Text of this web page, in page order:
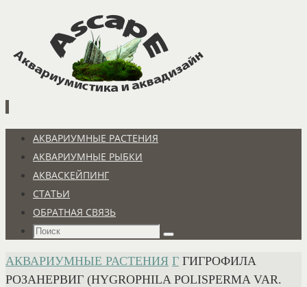
содержимому
Перейти
содержимому
АКВАРИУМНЫЕ РАСТЕНИЯ
АКВАРИУМНЫЕ РЫБКИ
АКВАСКЕЙПИНГ
СТАТЬИ
ОБРАТНАЯ СВЯЗЬ
Что
Поиск
ГЛАВНАЯ
АКВАРИУМНЫЕ РАСТЕНИЯ Г ГИГРОФИЛА
РОЗАНЕРВИГ (HYGROPHILA POLISPERMA VAR.